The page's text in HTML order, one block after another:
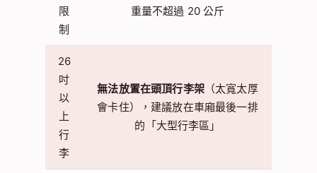
限
制
重量不超過 20 公斤
26
吋
以
上
行
李
無法放置在頭頂行李架（太寬太厚
會卡住），建議放在車廂最後一排
的「大型行李區」